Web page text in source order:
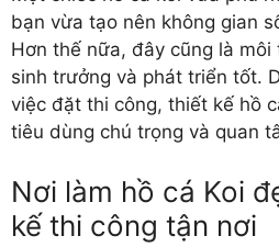
bạn vừa tạo nên không gian
Hơn thế nữa, đây cũng là
sinh trưởng và phát triển tốt.
việc đặt thi công, thiết kế hồ
tiêu dùng chú trọng và quan
Nơi làm hồ cá Koi
kế thi công tận nơi